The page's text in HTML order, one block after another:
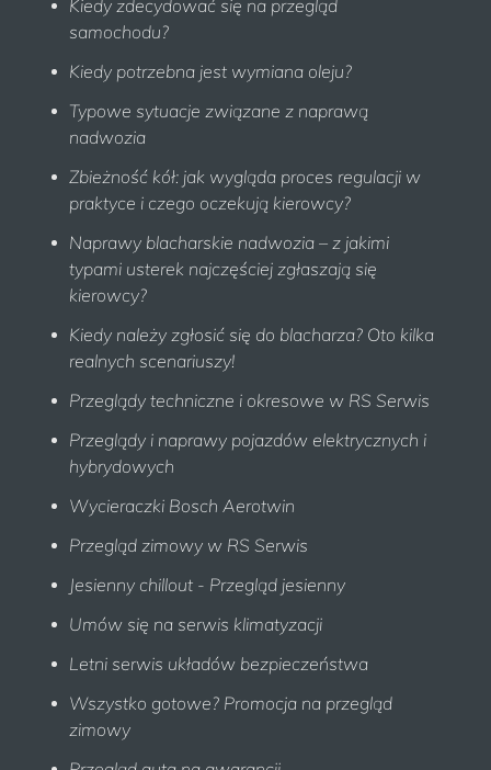
Kiedy zdecydować się na przegląd
samochodu?
Kiedy potrzebna jest wymiana oleju?
Typowe sytuacje związane z naprawą
nadwozia
Zbieżność kół: jak wygląda proces regulacji w
praktyce i czego oczekują kierowcy?
Naprawy blacharskie nadwozia – z jakimi
typami usterek najczęściej zgłaszają się
kierowcy?
Kiedy należy zgłosić się do blacharza? Oto kilka
realnych scenariuszy!
Przeglądy techniczne i okresowe w RS Serwis
Przeglądy i naprawy pojazdów elektrycznych i
hybrydowych
Wycieraczki Bosch Aerotwin
Przegląd zimowy w RS Serwis
Jesienny chillout - Przegląd jesienny
Umów się na serwis klimatyzacji
Letni serwis układów bezpieczeństwa
Wszystko gotowe? Promocja na przegląd
zimowy